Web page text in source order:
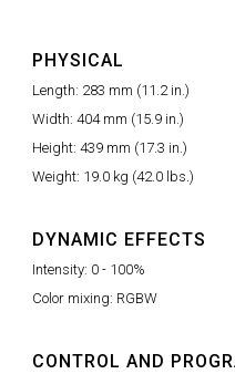
PHYSICAL
Length: 283 mm (11.2 in.)
Width: 404 mm (15.9 in.)
Height: 439 mm (17.3 in.)
Weight: 19.0 kg (42.0 lbs.)
DYNAMIC EFFECTS
Intensity: 0 - 100%
Color mixing: RGBW
CONTROL AND